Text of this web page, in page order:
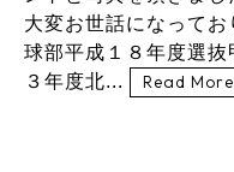
大変お世話になって
球部平成１８年度選抜
３年度北...
Read More